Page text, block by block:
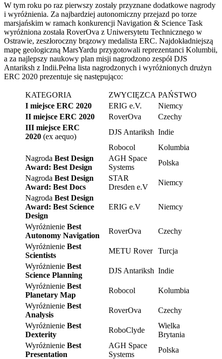
W tym roku po raz pierwszy zostały przyznane dodatkowe nagrody
i wyróżnienia. Za najbardziej autonomiczny przejazd po torze
marsjańskim w ramach konkurencji Navigation & Science Task
wyróżniona została RoverOva z Uniwersytetu Technicznego w
Ostrawie, zeszłoroczny brązowy medalista ERC. Najdokładniejszą
mapę geologiczną MarsYardu przygotowali reprezentanci Kolumbii,
a za najlepszy naukowy plan misji nagrodzono zespół DJS
Antariksh z Indii.Pełna lista nagrodzonych i wyróżnionych drużyn
ERC 2020 prezentuje się następująco:
KATEGORIA ZWYCIĘZCA PAŃSTWO
I miejsce ERC 2020
ERIG e.V.
Niemcy
II miejsce ERC 2020
RoverOva
Czechy
III miejsce ERC
2020 (ex aequo)
DJS Antariksh Indie
Robocol
Kolumbia
Nagroda Best Design
Award: Best Design
AGH Space
Systems
Polska
Nagroda Best Design
Award: Best Docs
STAR
Dresden e.V
Niemcy
Nagroda Best Design
Award: Best Science
Design
ERIG e.V Niemcy
Wyróżnienie Best
Autonomy Navigation
RoverOva
Czechy
Wyróżnienie Best
Scientists
METU Rover
Turcja
Wyróżnienie Best
Science Planning
DJS Antariksh Indie
Wyróżnienie Best
Planetary Map
Robocol
Kolumbia
Wyróżnienie Best
Analysis
RoverOva
Czechy
Wyróżnienie Best
Dexterity
RoboClyde
Wielka
Brytania
Wyróżnienie Best
Presentation
AGH Space
Systems
Polska